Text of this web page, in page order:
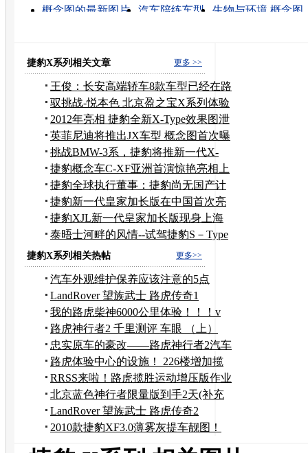
概念图的最新图片 汽车陪练车型
生物与环境 概念图
更多 >>
捷豹X系列相关文章
王俊：长安高端轿车8款车型已经在路
试
驭挑战-悦本色 北京盈之宝X系列体验
日
2012年亮相 捷豹全新X-Type效果图泄
露
英菲尼迪将推出JX车型 概念图首次曝
光
挑战BMW-3系，捷豹将推新一代X-
TYPE新车
捷豹概念车C-XF亚洲首演惊艳亮相上
海
捷豹全球执行董事：捷豹尚无国产计
划
捷豹新一代皇家加长版在中国首次亮
相
捷豹XJL新一代皇家加长版现身上海
车展
泰晤士河畔的风情--试驾捷豹S－Type
更多>>
捷豹X系列相关热帖
汽车外观维护保养应该注意的5点
LandRover 望族武士 路虎传奇1
我的路虎柴神6000公里体验！！！v
路虎神行者2 千里测评 车眼 （上）
忠实原车的豪改——路虎神行者2汽车
音响改装
路虎体验中心的设施！ 226楼增加揽
胜的PP
RRSS来啦！路虎揽胜运动增压版作业
3-图片精选版
北京蓝色神行者限量版到手2天(补充
500公里行车感
LandRover 望族武士 路虎传奇2
2010款捷豹XF3.0薄雾灰提车靓图！